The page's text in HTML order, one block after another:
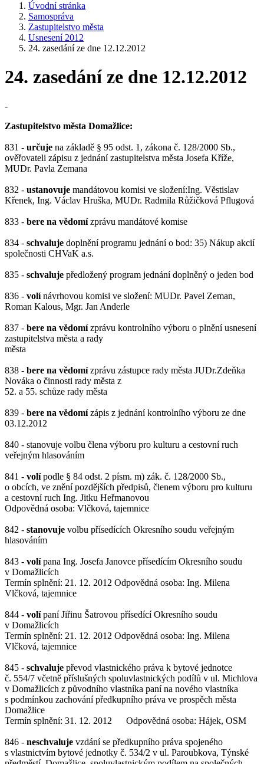
Úvodní stránka
Samospráva
Zastupitelstvo města
Usnesení 2012
24. zasedání ze dne 12.12.2012
24. zasedání ze dne 12.12.2012
-
Zastupitelstvo města Domažlice:
831 - určuje na základě § 95 odst. 1, zákona č. 128/2000 Sb.,
ověřovateli zápisu z jednání zastupitelstva města Josefa Kříže,
MUDr. Pavla Zemana
832 - ustanovuje mandátovou komisi ve složení:Ing. Věstislav
Křenek, Ing. Václav Hruška, MUDr. Radmila Růžičková Pflugová
833 - bere na vědomízprávu mandátové komise
834 - schvaluje doplnění programu jednání o bod: 35) Nákup akcií
společnosti CHVaK a.s.
835 - schvaluje předložený program jednání doplněný o jeden bod
836 - volínávrhovou komisi ve složení: MUDr. Pavel Zeman,
Roman Kalous, Mgr. Jan Anderle
837 - bere na vědomízprávu kontrolního výboru o plnění usnesení
zastupitelstva města a rady
města
838 - bere na vědomízprávu zástupce rady města JUDr.Zdeňka
Nováka o činnosti rady města z
52. a 55. schůze rady města
839 - bere na vědomízápis z jednání kontrolního výboru ze dne
03.12.2012
840 - stanovuje volbu člena výboru pro kulturu a cestovní ruch
veřejným hlasováním
841 - volípodle § 84 odst. 2 písm. m) zák. č. 128/2000 Sb.,
o obcích, ve znění pozdějších předpisů, členem výboru pro kulturu
a cestovní ruch Ing. Jitku Heřmanovou
Odpovědná osoba: Vlčková, tajemnice
842 - stanovuje volbu přísedících Okresního soudu veřejným
hlasováním
843 - volípana Ing. Josefa Janovce přísedícím Okresního soudu
v Domažlicích
Termín splnění: 21. 12. 2012 Odpovědná osoba: Ing. Milena
Vlčková, tajemnice
844 - volípaní Jiřinu Šatrovou přísedící Okresního soudu
v Domažlicích
Termín splnění: 21. 12. 2012 Odpovědná osoba: Ing. Milena
Vlčková, tajemnice
845 - schvaluje převod vlastnického práva k bytové jednotce
č. 554/7 včetně příslušných spoluvlastnických podílů v ul. Michlova
v Domažlicích z původního vlastníka paní na nového vlastníka
s podmínkou zachování předkupního práva ve prospěch města
Domažlice
Termín splnění: 31. 12. 2012 Odpovědná osoba: Hájek, OSM
846 - neschvaluje vzdání se předkupního práva spojeného
s vlastnictvím bytové jednotky č. 534/2 v ul. Paroubkova, Týnské